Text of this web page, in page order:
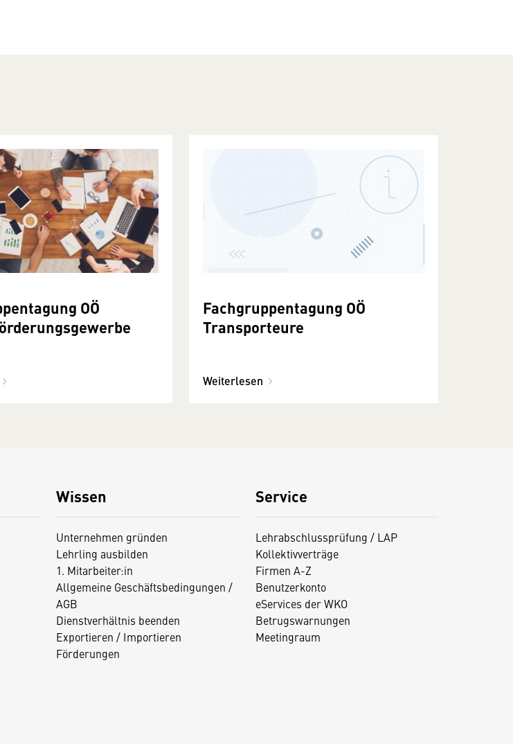
OÖ
Fachgruppentagung OÖ
Transporteure
Weiterlesen
Wissen
Unternehmen gründen
Lehrling ausbilden
1. Mitarbeiter:in
Allgemeine Geschäftsbedingungen /
AGB
Dienstverhältnis beenden
Exportieren / Importieren
Förderungen
Service
Lehrabschlussprüfung / LAP
Kollektivverträge
Firmen A-Z
Benutzerkonto
eServices der WKO
Betrugswarnungen
Meetingraum